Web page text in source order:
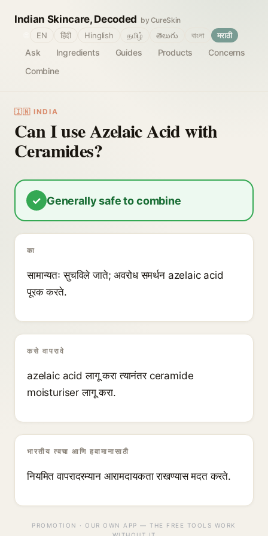
Indian Skincare, Decoded by CureSkin
Ask Ingredients Guides Products
Concerns
Combine
EN हिंदी Hinglish தமிழ் తెలుగు বাংলা मराठी
🇮🇳 INDIA
Can I use Azelaic Acid with
Ceramides?
✓ Generally safe to combine
का
सामान्यतः सुचविले जाते; अवरोध समर्थन azelaic acid
पूरक करते.
कसे वापरावे
azelaic acid लागू करा त्यानंतर ceramide
moisturiser लागू करा.
भारतीय त्वचा आणि हवामानासाठी
नियमित वापरादरम्यान आरामदायकता राखण्यास मदत करते.
PROMOTION · OUR OWN APP — THE FREE TOOLS WORK